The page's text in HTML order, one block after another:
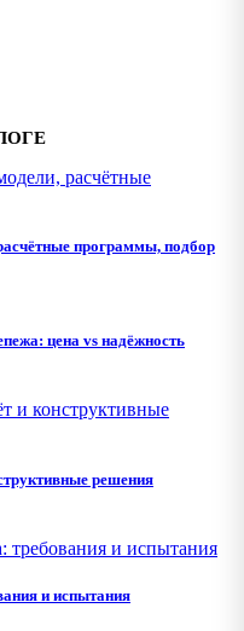
программы, подбор
цена vs надёжность
решения
и испытания